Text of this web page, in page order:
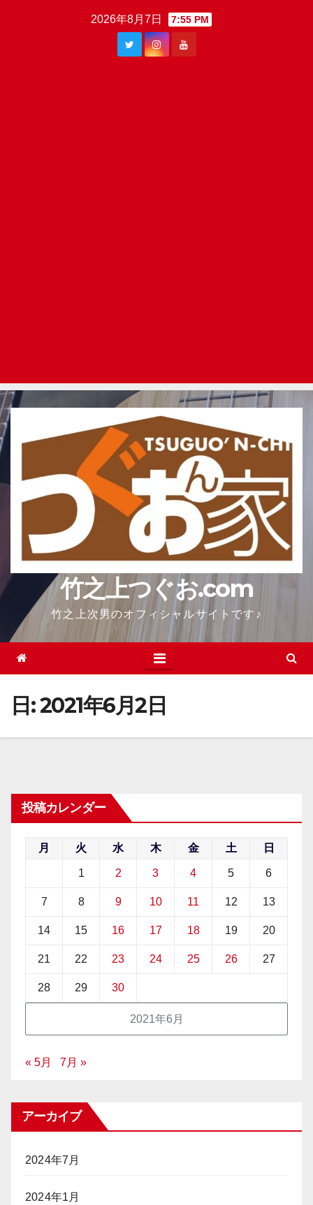
2026年8月7日 7:55 PM
竹之上つぐお.com
竹之上次男のオフィシャルサイトです♪
日:2021年6月2日
投稿カレンダー
2021年6月
月 火 水 木 金 土 日
1 2 3 4 5 6
7 8 9 10 11 12 13
14 15 16 17 18 19 20
21 22 23 24 25 26 27
28 29 30
« 5月 7月 »
アーカイブ
2024年7月
2024年1月